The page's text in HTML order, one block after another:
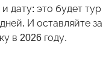
и дату: это будет
И оставляйте
в 2026 году.